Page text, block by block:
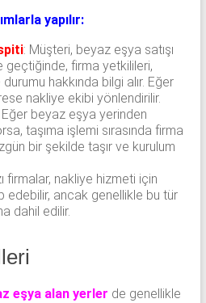
yapılır:
: Müşteri, beyaz eşya satışı
geçtiğinde, firma yetkilileri,
hakkında bilgi alır. Eğer
nakliye ekibi yönlendirilir.
Eğer beyaz eşya yerinden
taşıma işlemi sırasında firma
bir şekilde taşır ve kurulum
firmalar, nakliye hizmeti için
edebilir, ancak genellikle bu tür
dahil edilir.
eşya alan yerler de genellikle